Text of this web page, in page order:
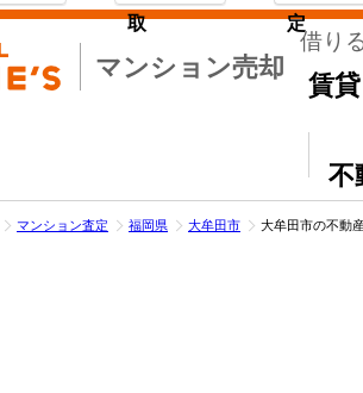
マンション売却
借り
賃貸
不
取 定
マンション査定 福岡県 大牟田市 大牟田市の不動